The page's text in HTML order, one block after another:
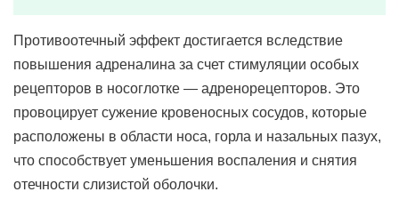
Противоотечный эффект достигается вследствие
повышения адреналина за счет стимуляции особых
рецепторов в носоглотке — адренорецепторов. Это
провоцирует сужение кровеносных сосудов, которые
расположены в области носа, горла и назальных пазух,
что способствует уменьшения воспаления и снятия
отечности слизистой оболочки.